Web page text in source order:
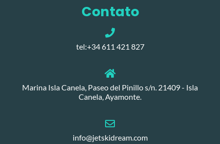
Contato
tel:+34 611 421 827
Marina Isla Canela, Paseo del Pinillo s/n. 21409 - Isla
Canela, Ayamonte.
info@jetskidream.com